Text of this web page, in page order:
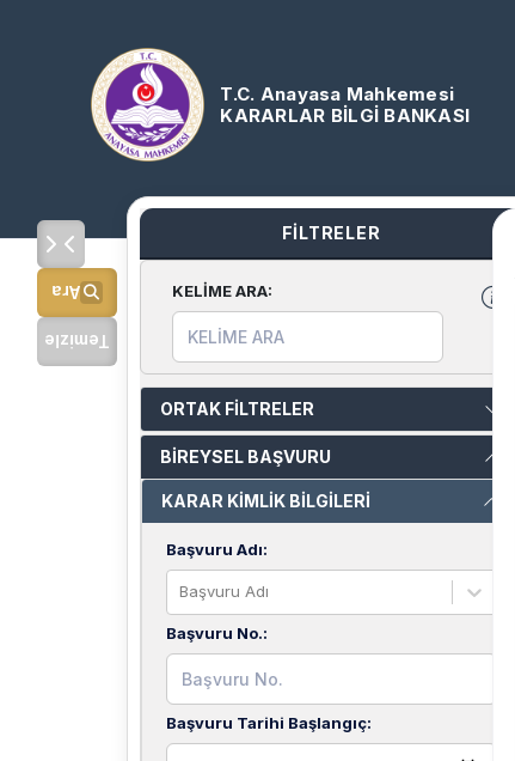
T.C. Anayasa Mahkemesi
KARARLAR BİLGİ BANKASI
Ara
Temizle
FİLTRELER
KELİME ARA:
ORTAK FİLTRELER
BİREYSEL BAŞVURU
KARAR KİMLİK BİLGİLERİ
Başvuru Adı:
Başvuru Adı
Başvuru No.:
Başvuru Tarihi Başlangıç: